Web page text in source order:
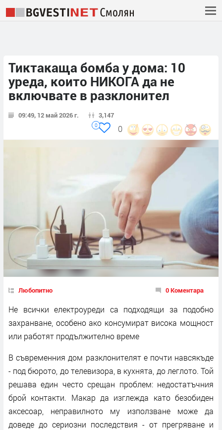
Тиктакаща бомба у дома: 10
уреда, които НИКОГА да не
включвате в разклонител
09:49, 12 май 2026 г. 3,147
0
0
Любопитно 0 Коментара
Не всички електроуреди са подходящи за подобно
захранване, особено ако консумират висока мощност
или работят продължително време
В съвременния дом разклонителят е почти навсякъде
- под бюрото, до телевизора, в кухнята, до леглото. Той
решава един често срещан проблем: недостатъчния
брой контакти. Макар да изглежда като безобиден
аксесоар, неправилното му използване може да
доведе до сериозни последствия - от прегряване и